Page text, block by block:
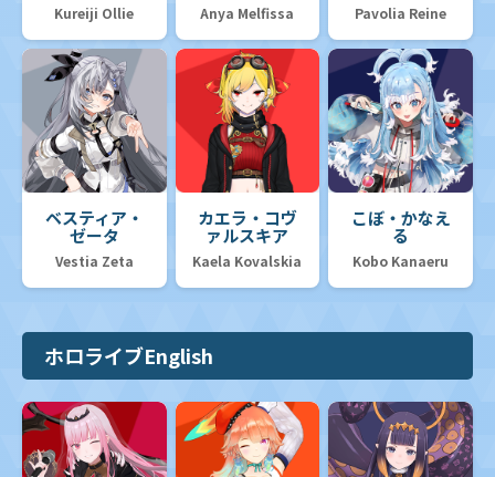
Kureiji Ollie Anya Melfissa Pavolia Reine
ベスティア・
ゼータ
Vestia Zeta
カエラ・コヴ
ァルスキア
Kaela Kovalskia
こぼ・かなえ
る
Kobo Kanaeru
ホロライブEnglish